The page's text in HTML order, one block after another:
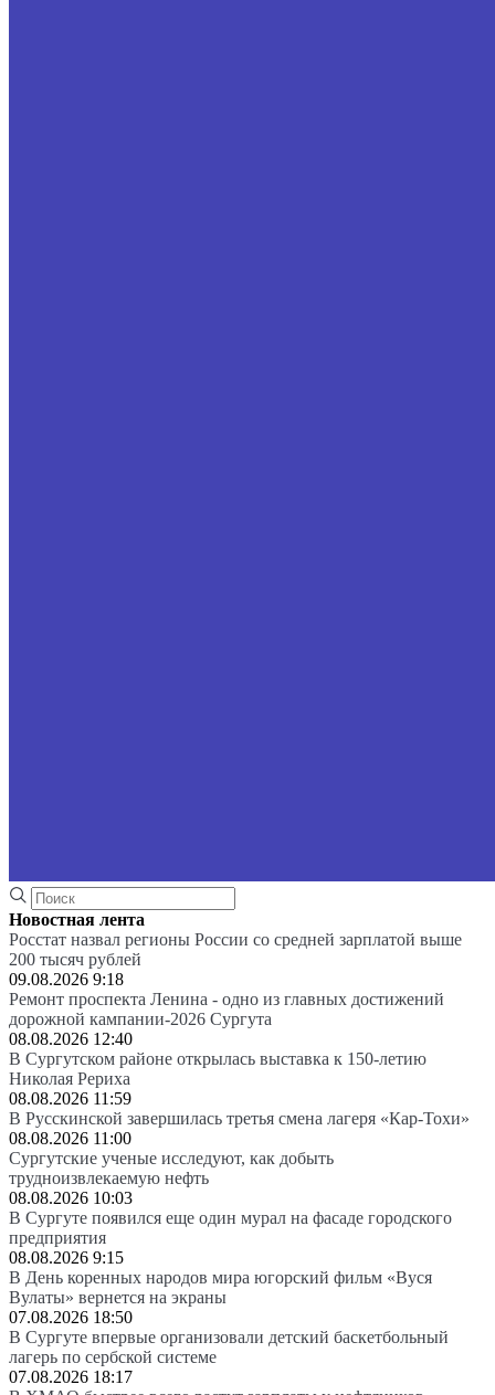
Новостная лента
Росстат назвал регионы России со средней зарплатой выше
200 тысяч рублей
09.08.2026 9:18
Ремонт проспекта Ленина - одно из главных достижений
дорожной кампании-2026 Сургута
08.08.2026 12:40
В Сургутском районе открылась выставка к 150-летию
Николая Рериха
08.08.2026 11:59
В Русскинской завершилась третья смена лагеря «Кар-Тохи»
08.08.2026 11:00
Сургутские ученые исследуют, как добыть
трудноизвлекаемую нефть
08.08.2026 10:03
В Сургуте появился еще один мурал на фасаде городского
предприятия
08.08.2026 9:15
В День коренных народов мира югорский фильм «Вуся
Вулаты» вернется на экраны
07.08.2026 18:50
В Сургуте впервые организовали детский баскетбольный
лагерь по сербской системе
07.08.2026 18:17